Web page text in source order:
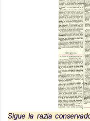
Sigue la razia